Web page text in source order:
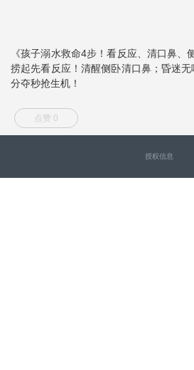
《孩子溺水救命4步！看反应、清口鼻、
捞起先看反应！清醒侧卧清口鼻；昏迷
分夺秒抢生机！
点赞 0
授权信息